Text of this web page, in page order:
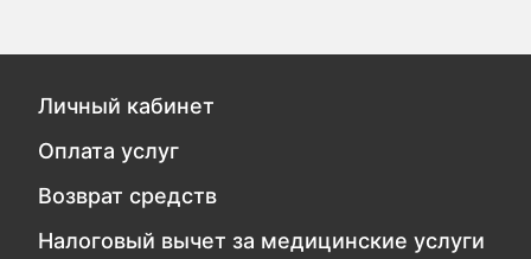
Личный кабинет
Оплата услуг
Возврат средств
Налоговый вычет за медицинские услуги